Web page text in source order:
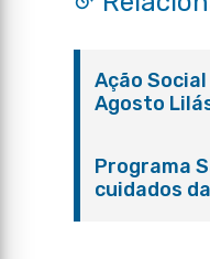
Ação
Agosto
Programa
cuidados